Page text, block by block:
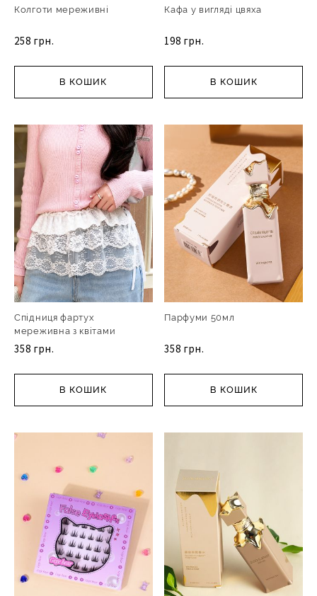
Колготи мереживні
258 грн.
В КОШИК
Кафа у вигляді цвяха
198 грн.
В КОШИК
Спідниця фартух
мереживна з квітами
358 грн.
В КОШИК
Парфуми 50мл
358 грн.
В КОШИК